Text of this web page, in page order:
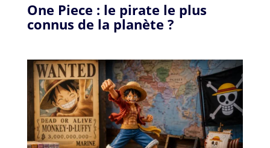
One Piece : le pirate le plus
connus de la planète ?